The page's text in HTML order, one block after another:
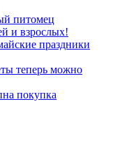
питомец
и взрослых!
праздники
теперь можно
покупка